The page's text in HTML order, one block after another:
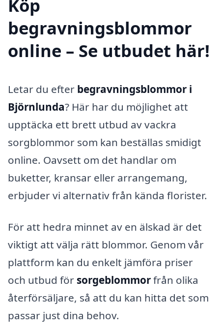
Köp
begravningsblommor
online – Se utbudet här!
Letar du efter begravningsblommor i
Björnlunda? Här har du möjlighet att
upptäcka ett brett utbud av vackra
sorgblommor som kan beställas smidigt
online. Oavsett om det handlar om
buketter, kransar eller arrangemang,
erbjuder vi alternativ från kända florister.
För att hedra minnet av en älskad är det
viktigt att välja rätt blommor. Genom vår
plattform kan du enkelt jämföra priser
och utbud för sorgeblommorfrån olika
återförsäljare, så att du kan hitta det som
passar just dina behov.